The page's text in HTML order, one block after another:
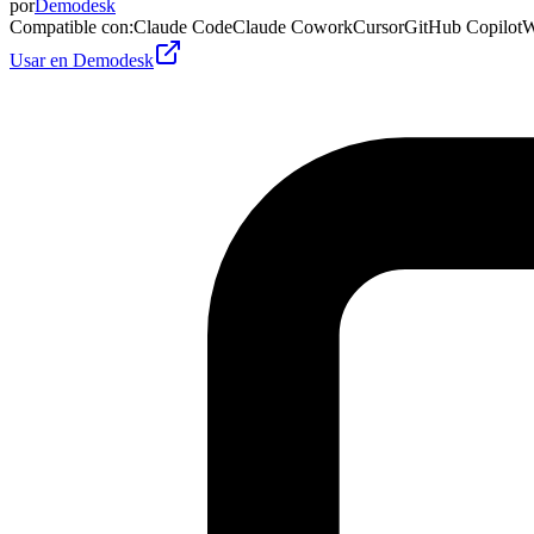
porDemodesk
Compatible con:Claude CodeClaude CoworkCursorGitHub Copilot
Usar en Demodesk